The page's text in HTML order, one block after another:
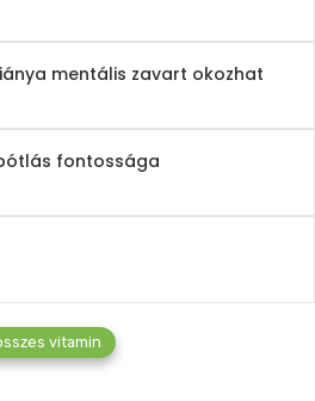
mentális zavart okozhat
fontossága
vitamin